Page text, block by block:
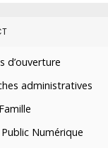
d’ouverture
administratives
Numérique